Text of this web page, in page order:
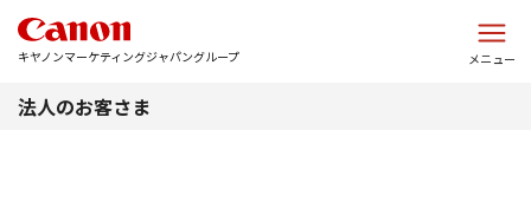
キヤノンマーケティングジャパングループ メニュー
法人のお客さま